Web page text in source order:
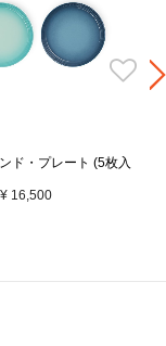
ド・プレート (5枚入
¥ 16,500